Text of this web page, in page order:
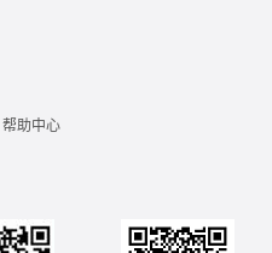
帮助中心